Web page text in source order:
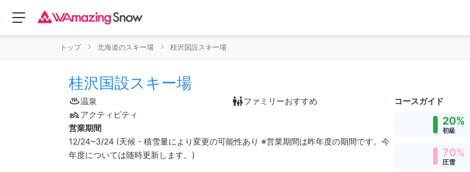
トップ 北海道のスキー場 桂沢国設スキー場
桂沢国設スキー場
温泉
ファミリーおすすめ
アクティビティ
営業期間
12/24~3/24 (天候・積雪量により変更の可能性あり ※営業期間は昨年度の期間です。今
年度については随時更新します。)
コースガイド
20%
初級
70%
圧雪